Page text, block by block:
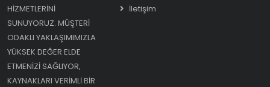
HIZMETLERINI
SUNUYORUZ. MÜŞTERI
ODAKLI YAKLAŞIMIMIZLA
YÜKSEK DEĞER ELDE
ETMENIZI SAĞLIYOR,
KAYNAKLARI VERIMLI BIR
İletişim